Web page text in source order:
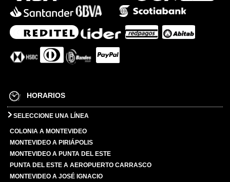
HORARIOS
SELECCIONE UNA LÍNEA
COLONIA A MONTEVIDEO
MONTEVIDEO A PIRIÁPOLIS
MONTEVIDEO A PUNTA DEL ESTE
PUNTA DEL ESTE A AEROPUERTO CARRASCO
MONTEVIDEO A JOSÉ IGNACIO